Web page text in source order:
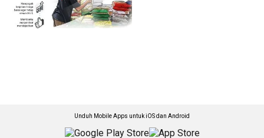
Unduh Mobile Apps untuk iOS dan Android